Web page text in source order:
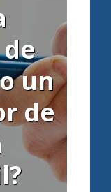
un
de